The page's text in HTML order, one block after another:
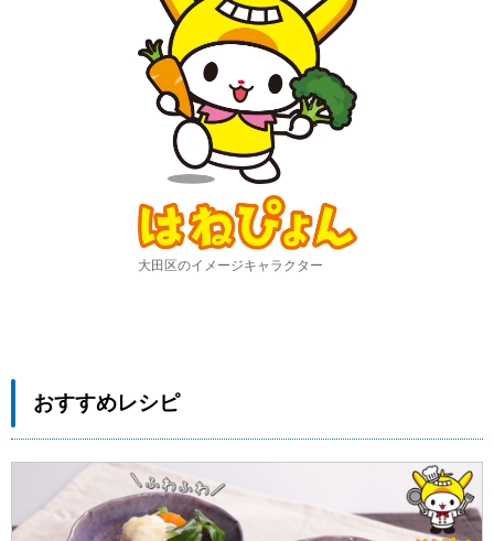
大田区のイメージキャラクター
おすすめレシピ